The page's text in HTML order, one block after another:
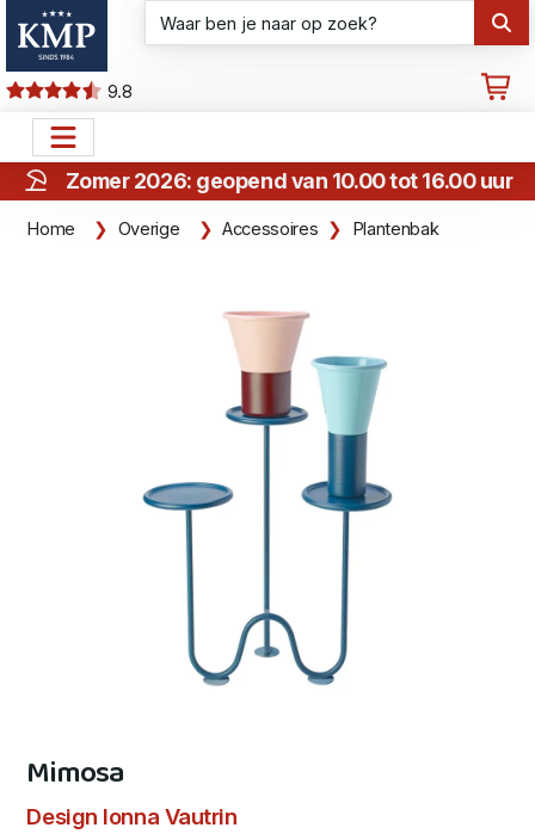
9.8
Zomer 2026: geopend van 10.00 tot 16.00 uur
Home Overige Accessoires Plantenbak
Mimosa
Design Ionna Vautrin